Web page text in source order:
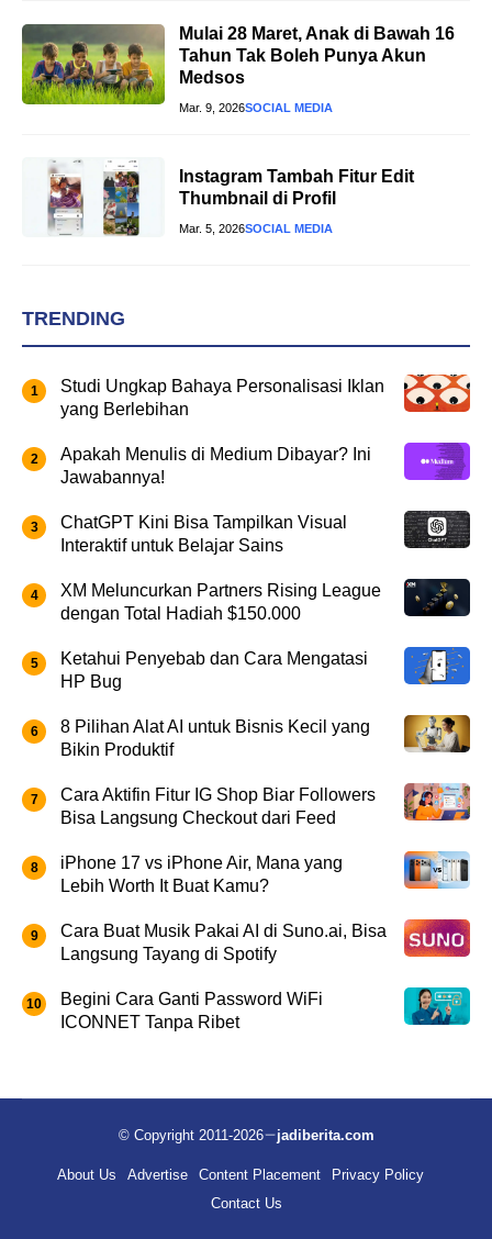
Mulai 28 Maret, Anak di Bawah 16
Tahun Tak Boleh Punya Akun
Medsos
Mar. 9, 2026SOCIAL MEDIA
Instagram Tambah Fitur Edit
Thumbnail di Profil
Mar. 5, 2026SOCIAL MEDIA
TRENDING
Studi Ungkap Bahaya Personalisasi Iklan
yang Berlebihan
Apakah Menulis di Medium Dibayar? Ini
Jawabannya!
ChatGPT Kini Bisa Tampilkan Visual
Interaktif untuk Belajar Sains
XM Meluncurkan Partners Rising League
dengan Total Hadiah $150.000
Ketahui Penyebab dan Cara Mengatasi
HP Bug
8 Pilihan Alat AI untuk Bisnis Kecil yang
Bikin Produktif
Cara Aktifin Fitur IG Shop Biar Followers
Bisa Langsung Checkout dari Feed
iPhone 17 vs iPhone Air, Mana yang
Lebih Worth It Buat Kamu?
Cara Buat Musik Pakai AI di Suno.ai, Bisa
Langsung Tayang di Spotify
Begini Cara Ganti Password WiFi
ICONNET Tanpa Ribet
© Copyright 2011-2026 jadiberita.com
About Us Advertise Content Placement
Privacy Policy
Contact Us